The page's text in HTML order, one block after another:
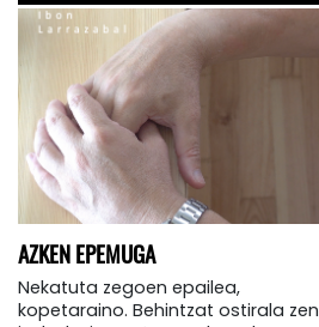
AZKEN EPEMUGA
Nekatuta zegoen epailea,
kopetaraino. Behintzat ostirala zen